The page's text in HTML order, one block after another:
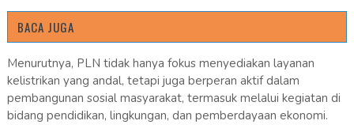
BACA JUGA
Menurutnya, PLN tidak hanya fokus menyediakan layanan
kelistrikan yang andal, tetapi juga berperan aktif dalam
pembangunan sosial masyarakat, termasuk melalui kegiatan di
bidang pendidikan, lingkungan, dan pemberdayaan ekonomi.